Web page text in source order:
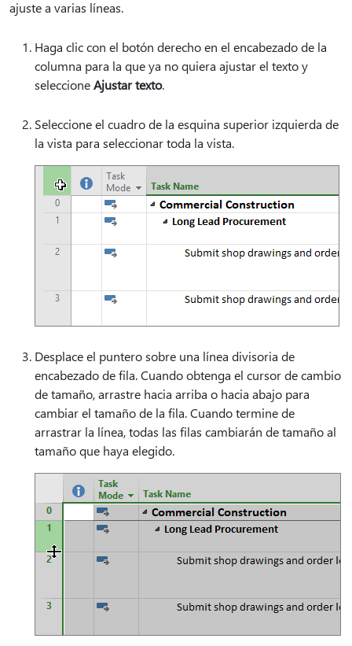
ajuste a varias líneas.
Haga clic con el botón derecho en el encabezado de la
columna para la que ya no quiera ajustar el texto y
seleccioneAjustar texto.
Seleccione el cuadro de la esquina superior izquierda de
la vista para seleccionar toda la vista.
Desplace el puntero sobre una línea divisoria de
encabezado de fila. Cuando obtenga el cursor de cambio
de tamaño, arrastre hacia arriba o hacia abajo para
cambiar el tamaño de la fila. Cuando termine de
arrastrar la línea, todas las filas cambiarán de tamaño al
tamaño que haya elegido.